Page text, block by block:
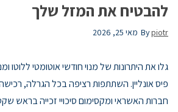
להבטיח את המזל שלך
Bypiotr מאי 25, 2026
גלו את היתרונות של מנוי חודשי אוטומטי ללוטו
פיס אונליין. השתתפות רציפה בכל הגרלה,
חברות האשראי ומקסימום סיכויי זכייה בראש